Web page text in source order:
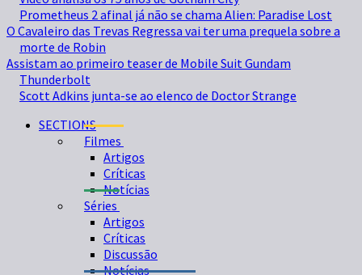
Prometheus 2 afinal já não se chama Alien: Paradise Lost
O Cavaleiro das Trevas Regressa vai ter uma prequela sobre a
morte de Robin
Assistam ao primeiro teaser de Mobile Suit Gundam
Thunderbolt
Scott Adkins junta-se ao elenco de Doctor Strange
SECTIONS
Filmes
Artigos
Críticas
Notícias
Séries
Artigos
Críticas
Discussão
Notícias